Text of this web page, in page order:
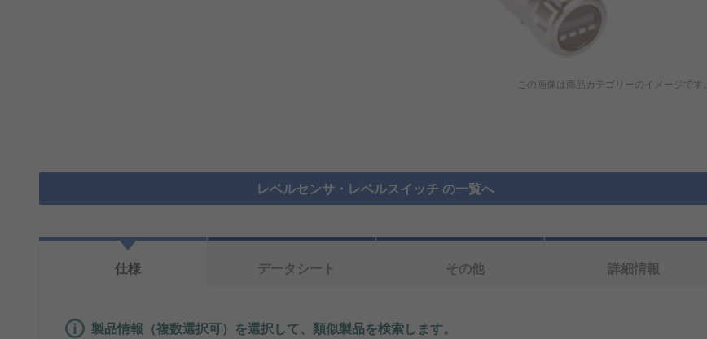
この画像は商品カテゴリーのイメージです。
レベルセンサ・レベルスイッチ の一覧へ
仕様
データシート その他 詳細情報
製品情報（複数選択可）を選択して、類似製品を検索します。